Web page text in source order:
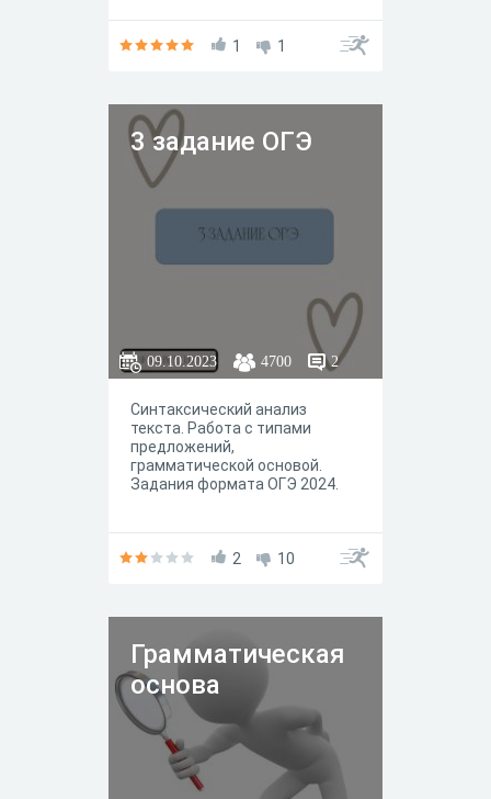
предложения.1 1
3 задание ОГЭ
09.10.2023 4700 2
Синтаксический анализ
текста. Работа с типами
предложений,
грамматической основой.
Задания формата ОГЭ 2024.
2 10
Грамматическая
основа